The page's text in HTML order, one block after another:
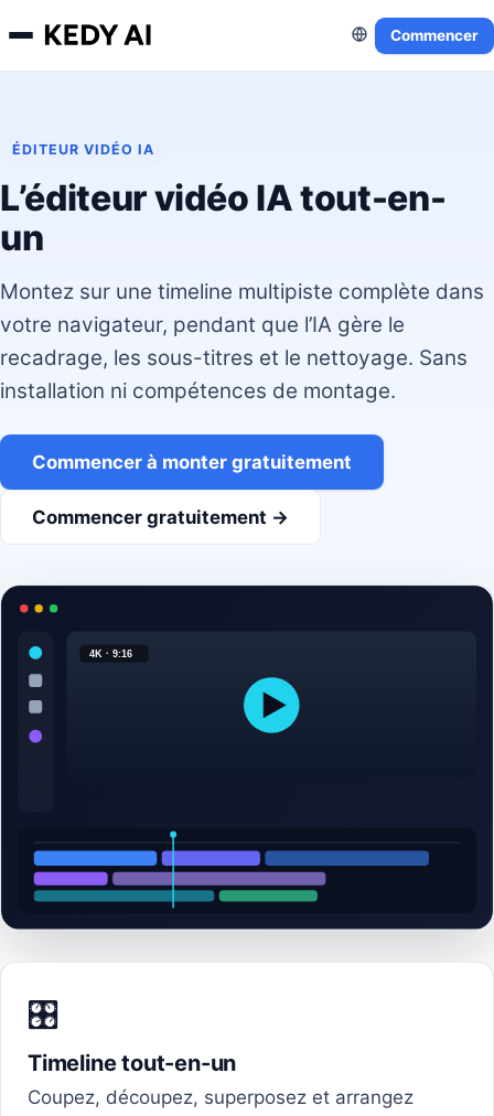
Commencer
ÉDITEUR VIDÉO IA
L’éditeur vidéo IA tout-en-
un
Montez sur une timeline multipiste complète dans
votre navigateur, pendant que l’IA gère le
recadrage, les sous-titres et le nettoyage. Sans
installation ni compétences de montage.
Commencer à monter gratuitement
Commencer gratuitement →
🎛️
Timeline tout-en-un
Coupez, découpez, superposez et arrangez